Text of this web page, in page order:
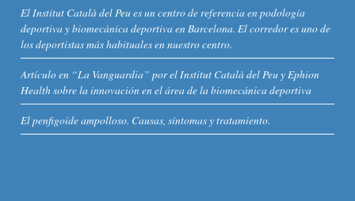
El Institut Català del Peu es un centro de referencia en podología
deportiva y biomecánica deportiva en Barcelona. El corredor es uno de
los deportistas más habituales en nuestro centro.
Artículo en “La Vanguardia” por el Institut Català del Peu y Ephion
Health sobre la innovación en el área de la biomecánica deportiva
El penfigoide ampolloso. Causas, síntomas y tratamiento.